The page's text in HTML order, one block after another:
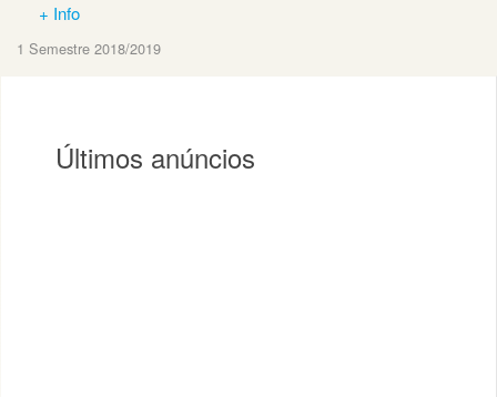
+ Info
1 Semestre 2018/2019
Últimos anúncios